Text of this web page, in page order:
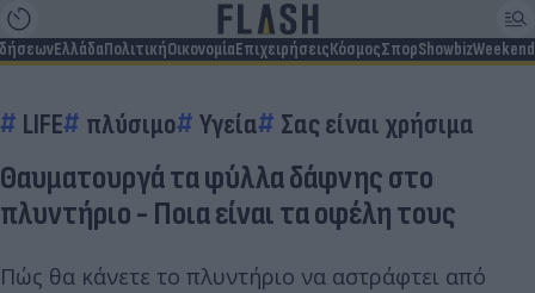
ΕλλάδαΠολιτικήΟικονομίαΕπιχειρήσειςΚόσμοςΣπορShowbizWeekend
LIFE πλύσιμο Υγεία Σας είναι χρήσιμα
Θαυματουργά τα φύλλα δάφνης στο
πλυντήριο - Ποια είναι τα οφέλη τους
Πώς θα κάνετε το πλυντήριο να αστράφτει από